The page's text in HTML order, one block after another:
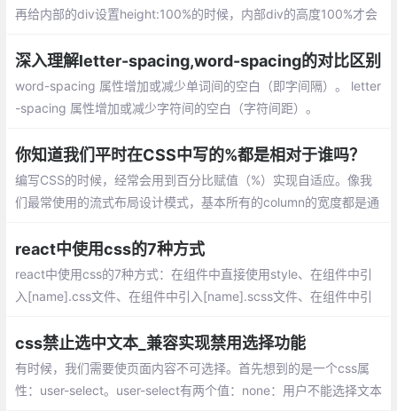
再给内部的div设置height:100%的时候，内部div的高度100%才会
使他有效，我们需要设置父元素的height。
深入理解letter-spacing,word-spacing的对比区别
word-spacing 属性增加或减少单词间的空白（即字间隔）。 letter
-spacing 属性增加或减少字符间的空白（字符间距）。
你知道我们平时在CSS中写的%都是相对于谁吗？
编写CSS的时候，经常会用到百分比赋值（%）实现自适应。像我
们最常使用的流式布局设计模式，基本所有的column的宽度都是通
react中使用css的7种方式
react中使用css的7种方式：在组件中直接使用style、在组件中引
入[name].css文件、在组件中引入[name].scss文件、在组件中引
件、使用styled-components
css禁止选中文本_兼容实现禁用选择功能
有时候，我们需要使页面内容不可选择。首先想到的是一个css属
性：user-select。user-select有两个值：none：用户不能选择文本